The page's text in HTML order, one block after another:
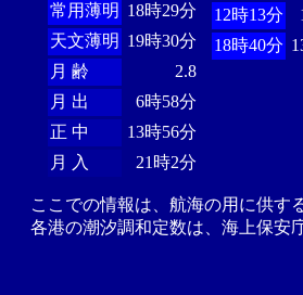
常用薄明 18時29分
天文薄明 19時30分
月 齢
2.8
月 出
6時58分
正 中
13時56分
月 入
21時2分
12時13分
18時40分
ここでの情報は、航海の用に供す
各港の潮汐調和定数は、海上保安